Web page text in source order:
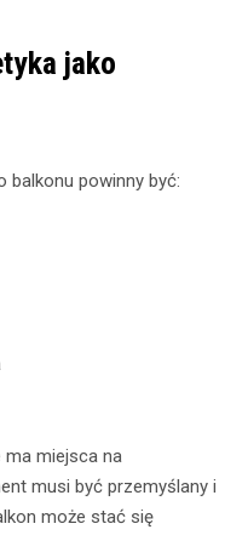
jako
balkonu powinny być:
ma miejsca na
musi być przemyślany i
może stać się